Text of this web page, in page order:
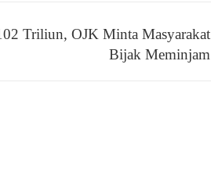
Triliun, OJK Minta Masyarakat
Bijak Meminjam